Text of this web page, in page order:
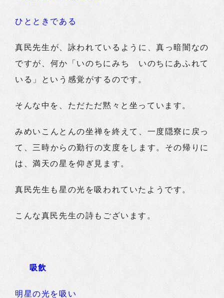
ひとときである
真民先生が、詠われているように、真っ暗闇なの
ですが、何か「いのちにみち いのちにあふれて
いる」という感覚がするのです。
そんな中を、ただただ黙々と坐っています。
みめいこんとんの坐禅を終えて、一度隠寮に戻っ
て、三時からの勤行の支度をします。その帰りに
は、満天の星を仰ぎ見ます。
真民先生も星の光を吸われていたようです。
こんな真民先生の詩もございます。
吸飲
明星の光を吸い